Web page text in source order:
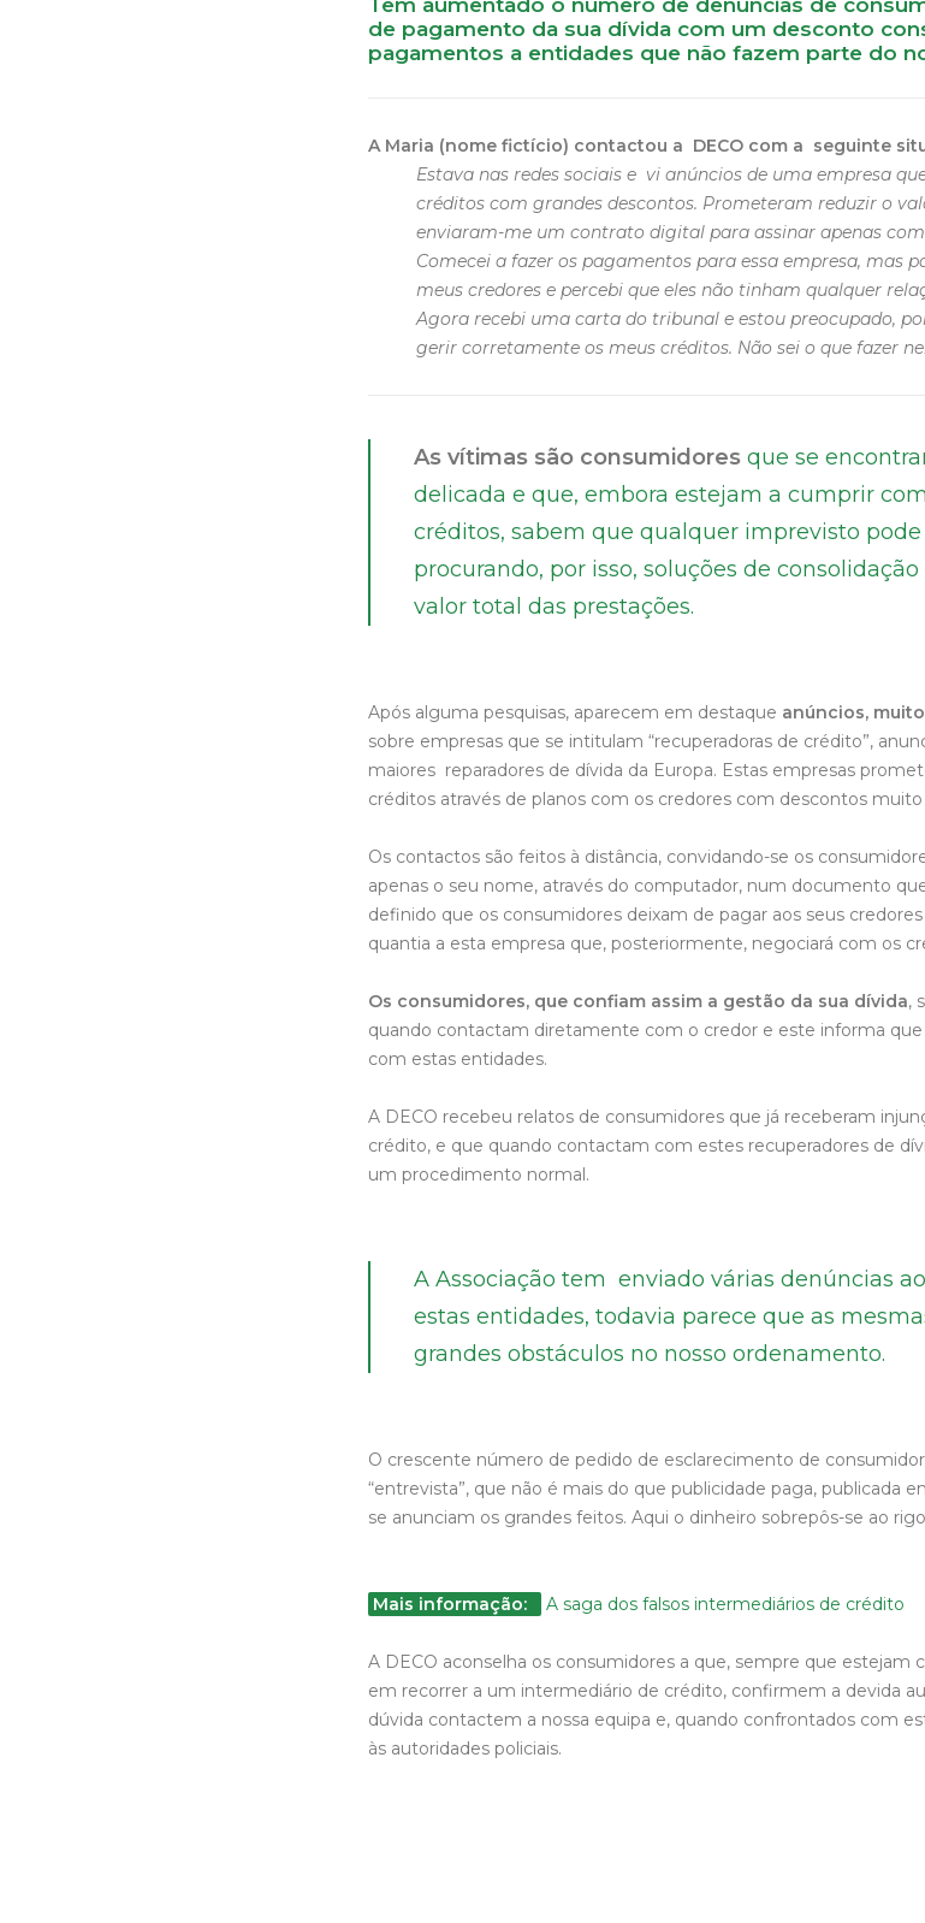
Tem aumentado o número de denúncias de
de pagamento da sua dívida com um desconto
pagamentos a entidades que não fazem parte do
A Maria (nome fictício) contactou a DECO com a seguinte
Estava nas redes sociais e vi anúncios de uma empresa
créditos com grandes descontos. Prometeram reduzir o
enviaram-me um contrato digital para assinar apenas
Comecei a fazer os pagamentos para essa empresa, mas
meus credores e percebi que eles não tinham qualquer
Agora recebi uma carta do tribunal e estou preocupado,
gerir corretamente os meus créditos. Não sei o que fazer
As vítimas são consumidores que se
delicada e que, embora estejam a cumprir
créditos, sabem que qualquer imprevisto
procurando, por isso, soluções de
valor total das prestações.
Após alguma pesquisas, aparecem em destaque anúncios,
sobre empresas que se intitulam “recuperadoras de crédito”,
maiores reparadores de dívida da Europa. Estas empresas
créditos através de planos com os credores com descontos
Os contactos são feitos à distância, convidando-se os
apenas o seu nome, através do computador, num documento
definido que os consumidores deixam de pagar aos seus
quantia a esta empresa que, posteriormente, negociará com os
Os consumidores, que confiam assim a gestão da sua dívida,
quando contactam diretamente com o credor e este informa
com estas entidades.
A DECO recebeu relatos de consumidores que já receberam
crédito, e que quando contactam com estes recuperadores de
um procedimento normal.
A Associação tem enviado várias denúncias
estas entidades, todavia parece que as
grandes obstáculos no nosso ordenamento.
O crescente número de pedido de esclarecimento de
“entrevista”, que não é mais do que publicidade paga, publicada
se anunciam os grandes feitos. Aqui o dinheiro sobrepôs-se ao
Mais informação: A saga dos falsos intermediários de crédito
A DECO aconselha os consumidores a que, sempre que estejam
em recorrer a um intermediário de crédito, confirmem a devida
dúvida contactem a nossa equipa e, quando confrontados com
às autoridades policiais.